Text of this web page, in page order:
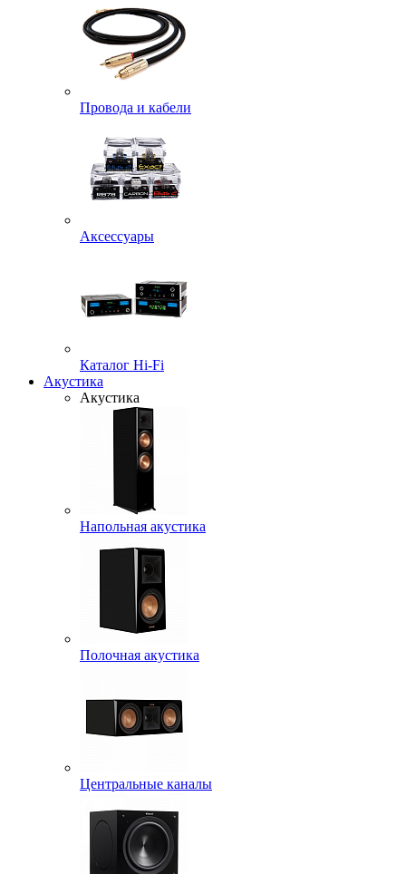
Провода и кабели
Аксессуары
Каталог Hi-Fi
Акустика
Акустика
Напольная акустика
Полочная акустика
Центральные каналы